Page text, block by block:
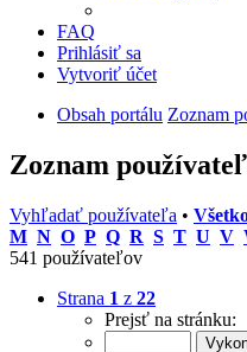
FAQ
Prihlásiť sa
Vytvoriť účet
Obsah portálu Zoznam
Zoznam
Vyhľadať používateľa •
M N O P Q R S T U V
541 používateľov
Strana 1 z 22
Prejsť na stránku: